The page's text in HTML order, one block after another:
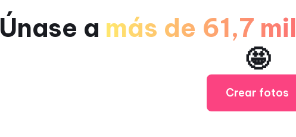
Únase a más de 61,7 mil
🤩
Crear fotos